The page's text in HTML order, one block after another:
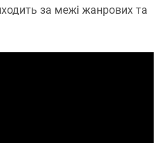
за межі жанрових та